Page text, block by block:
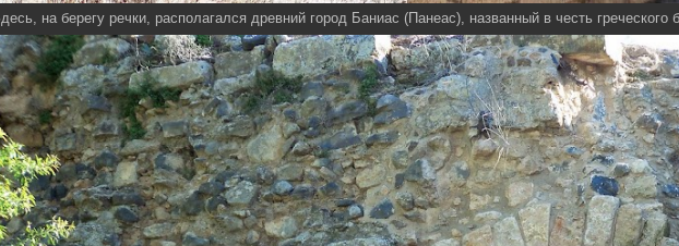
на берегу речки, располагался древний город Баниас (Панеас), названный в честь греческого